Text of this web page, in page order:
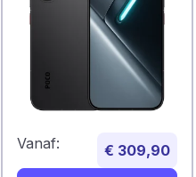
Vanaf: € 309,90